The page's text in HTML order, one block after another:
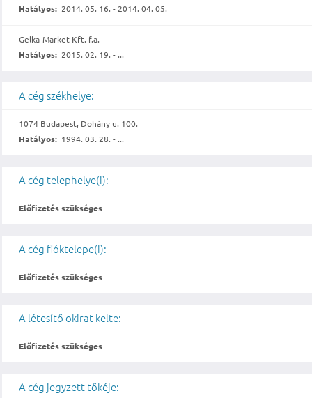
Hatályos: 2014. 05. 16. - 2014. 04. 05.
Gelka-Market Kft. f.a.
Hatályos: 2015. 02. 19. - ...
A cég székhelye:
1074 Budapest, Dohány u. 100.
Hatályos: 1994. 03. 28. - ...
A cég telephelye(i):
Előfizetés szükséges
A cég fióktelepe(i):
Előfizetés szükséges
A létesítő okirat kelte:
Előfizetés szükséges
A cég jegyzett tőkéje: